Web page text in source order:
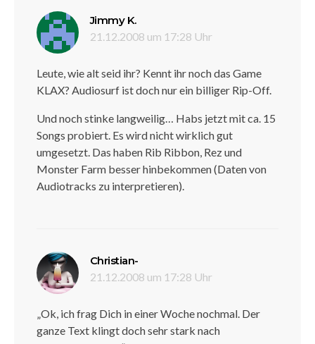
Jimmy K.
21.12.2008 um 17:28 Uhr
Leute, wie alt seid ihr? Kennt ihr noch das Game
KLAX? Audiosurf ist doch nur ein billiger Rip-Off.
Und noch stinke langweilig… Habs jetzt mit ca. 15
Songs probiert. Es wird nicht wirklich gut
umgesetzt. Das haben Rib Ribbon, Rez und
Monster Farm besser hinbekommen (Daten von
Audiotracks zu interpretieren).
Christian-
21.12.2008 um 17:28 Uhr
„Ok, ich frag Dich in einer Woche nochmal. Der
ganze Text klingt doch sehr stark nach